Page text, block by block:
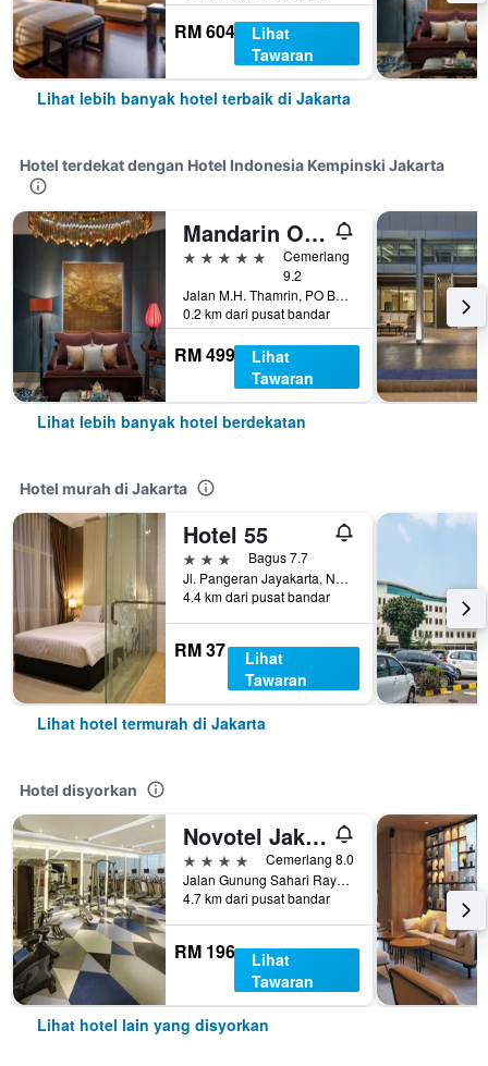
RM 604
Lihat
Tawaran
Lihat lebih banyak hotel terbaik di Jakarta
Hotel terdekat dengan Hotel Indonesia Kempinski Jakarta
Mandarin Oriental, Jakarta
5 bintang
Cemerlang
9.2
Jalan M.H. Thamrin, PO Box 3392, Jakarta, Indonesia
0.2 km dari pusat bandar
RM 499
Lihat
Tawaran
Lihat lebih banyak hotel berdekatan
Hotel murah di Jakarta
Hotel 55
3 bintangBagus 7.7
Jl. Pangeran Jayakarta, No. 8, Mangga Dua, Jakarta, Indonesia
4.4 km dari pusat bandar
RM 37
Lihat
Tawaran
Lihat hotel termurah di Jakarta
Hotel disyorkan
Novotel Jakarta Mangga Dua Square
4 bintang
Cemerlang 8.0
Jalan Gunung Sahari Raya No 1, Jakarta, Indonesia
4.7 km dari pusat bandar
RM 196
Lihat
Tawaran
Lihat hotel lain yang disyorkan